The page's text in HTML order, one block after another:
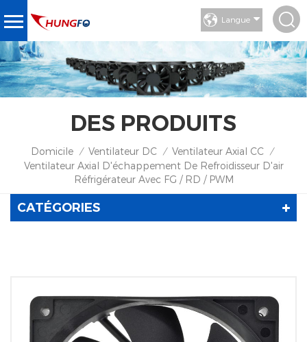
Langue
DES PRODUITS
Domicile / Ventilateur DC / Ventilateur Axial CC /
Ventilateur Axial D'échappement De Refroidisseur D'air
Réfrigérateur Avec FG / RD / PWM
CATÉGORIES